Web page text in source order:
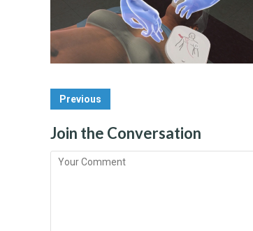
Post
Navigation
Previous
Join the Conversation